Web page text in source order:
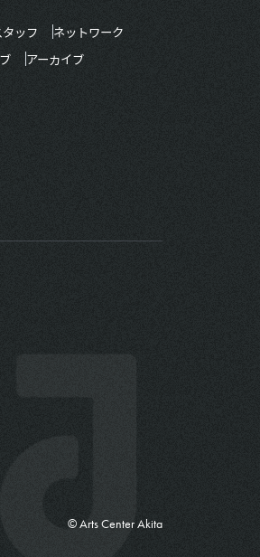
タッフ ネットワーク
アーカイブ
© Arts Center Akita